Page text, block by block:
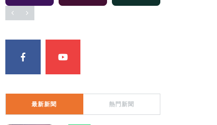
最新新聞 熱門新聞